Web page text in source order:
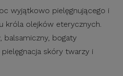
wyjątkowo pielęgnującego i
króla olejków eterycznych.
balsamiczny, bogaty
skóry twarzy i